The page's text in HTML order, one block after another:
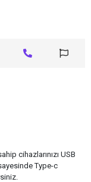
cihazlarınızı USB
Type-c